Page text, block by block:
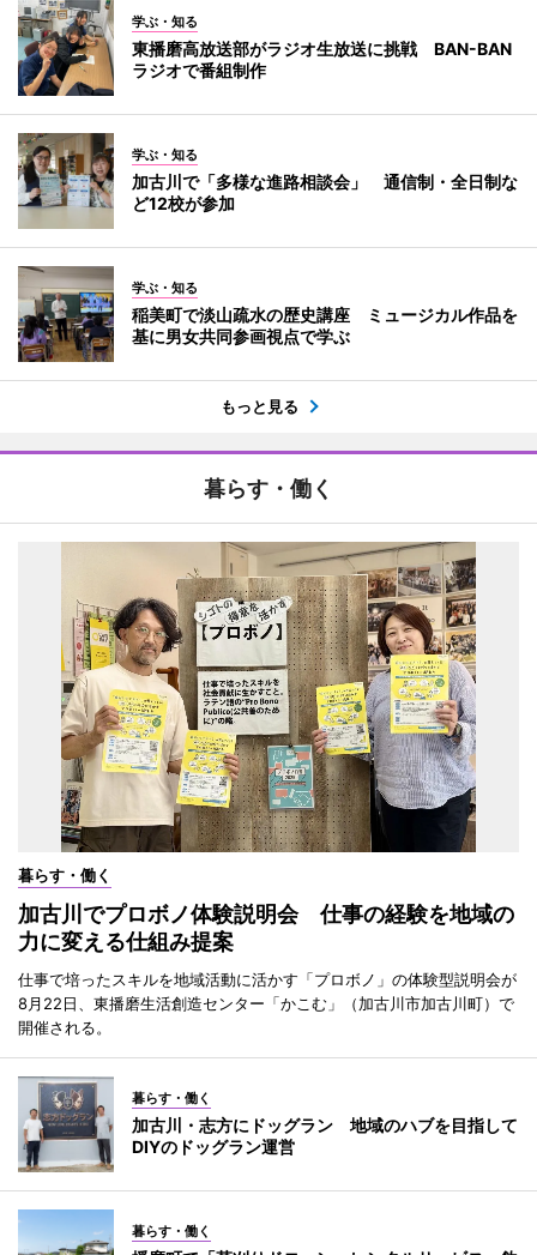
学ぶ・知る
東播磨高放送部がラジオ生放送に挑戦 BAN-BAN
ラジオで番組制作
学ぶ・知る
加古川で「多様な進路相談会」 通信制・全日制な
ど12校が参加
学ぶ・知る
稲美町で淡山疏水の歴史講座 ミュージカル作品を
基に男女共同参画視点で学ぶ
もっと見る
暮らす・働く
暮らす・働く
加古川でプロボノ体験説明会 仕事の経験を地域の
力に変える仕組み提案
仕事で培ったスキルを地域活動に活かす「プロボノ」の体験型説明会が
8月22日、東播磨生活創造センター「かこむ」（加古川市加古川町）で
開催される。
暮らす・働く
加古川・志方にドッグラン 地域のハブを目指して
DIYのドッグラン運営
暮らす・働く